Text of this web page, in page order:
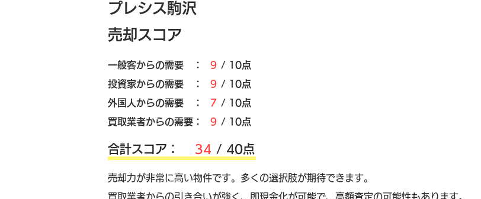
プレシス駒沢
売却スコア
​一般客からの需要 ： 9 / 10点
​投資家からの需要 ：
9 / 10点
外国人からの需要 ：
7 / 10点
買取業者からの需要：
9 / 10点
​合計スコア： 34 / 40点
売却力が非常に高い物件です。多くの選択肢が期待できます。
買取業者からの引き合いが強く、即現金化が可能で、高額査定の可能性もあります。